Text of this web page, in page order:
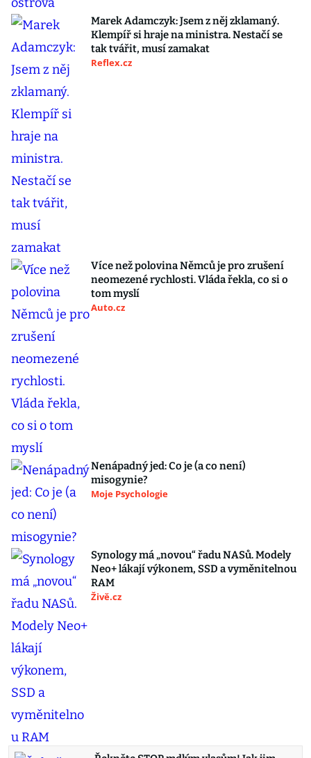
Marek Adamczyk: Jsem z něj zklamaný.
Klempíř si hraje na ministra. Nestačí se
tak tvářit, musí zamakat
Reflex.cz
Více než polovina Němců je pro zrušení
neomezené rychlosti. Vláda řekla, co si o
tom myslí
Auto.cz
Nenápadný jed: Co je (a co není)
misogynie?
Moje Psychologie
Synology má „novou“ řadu NASů. Modely
Neo+ lákají výkonem, SSD a vyměnitelnou
RAM
Živě.cz